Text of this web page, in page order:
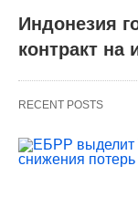
Индонезия
контракт
RECENT POSTS